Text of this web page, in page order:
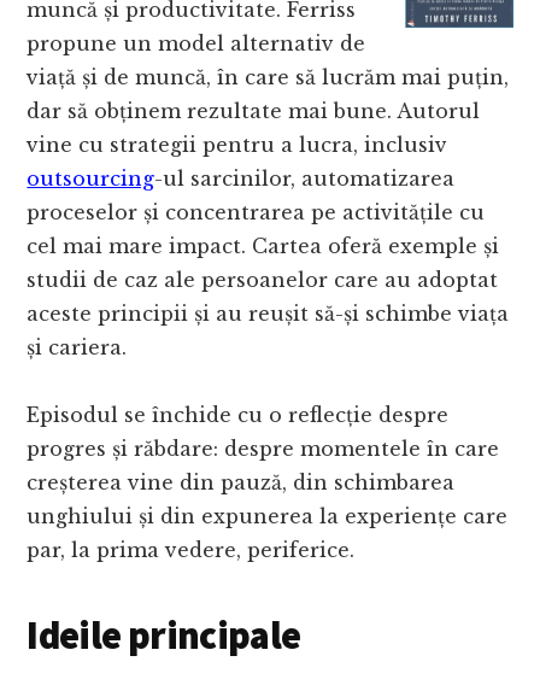
muncă și productivitate. Ferriss
propune un model alternativ de
viață și de muncă, în care să lucrăm mai puțin,
dar să obținem rezultate mai bune. Autorul
vine cu strategii pentru a lucra, inclusiv
outsourcing-ul sarcinilor, automatizarea
proceselor și concentrarea pe activitățile cu
cel mai mare impact. Cartea oferă exemple și
studii de caz ale persoanelor care au adoptat
aceste principii și au reușit să-și schimbe viața
și cariera.
Episodul se închide cu o reflecție despre
progres și răbdare: despre momentele în care
creșterea vine din pauză, din schimbarea
unghiului și din expunerea la experiențe care
par, la prima vedere, periferice.
Ideile principale